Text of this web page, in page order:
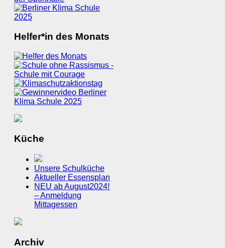
Helfer*in des Monats
Küche
Unsere Schulküche
Aktueller Essensplan
NEU ab August2024!
– Anmeldung
Mittagessen
Archiv